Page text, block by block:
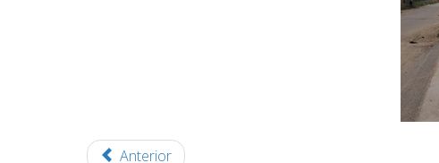
Anterior